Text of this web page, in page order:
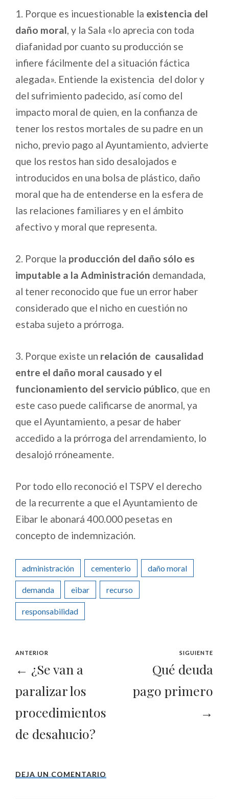
1. Porque es incuestionable la existencia del
daño moral , y la Sala «lo aprecia con toda
diafanidad por cuanto su producción se
infiere fácilmente del a situación fáctica
alegada». Entiende la existencia del dolor y
del sufrimiento padecido, así como del
impacto moral de quien, en la confianza de
tener los restos mortales de su padre en un
nicho, previo pago al Ayuntamiento, advierte
que los restos han sido desalojados e
introducidos en una bolsa de plástico, daño
moral que ha de entenderse en la esfera de
las relaciones familiares y en el ámbito
afectivo y moral que representa.
2. Porque la producción del daño sólo es
imputable a la Administración demandada,
al tener reconocido que fue un error haber
considerado que el nicho en cuestión no
estaba sujeto a prórroga.
3. Porque existe un relación de causalidad
entre el daño moral causado y el
funcionamiento del servicio público , que en
este caso puede calificarse de anormal, ya
que el Ayuntamiento, a pesar de haber
accedido a la prórroga del arrendamiento, lo
desalojó rróneamente.
Por todo ello reconoció el TSPV el derecho
de la recurrente a que el Ayuntamiento de
Eibar le abonará 400.000 pesetas en
concepto de indemnización.
administración cementerio daño moral
demanda eibar recurso
responsabilidad
ANTERIOR
← ¿Se van a
paralizar los
procedimientos
de desahucio?
SIGUIENTE
Qué deuda
pago primero
→
DEJA UN COMENTARIO